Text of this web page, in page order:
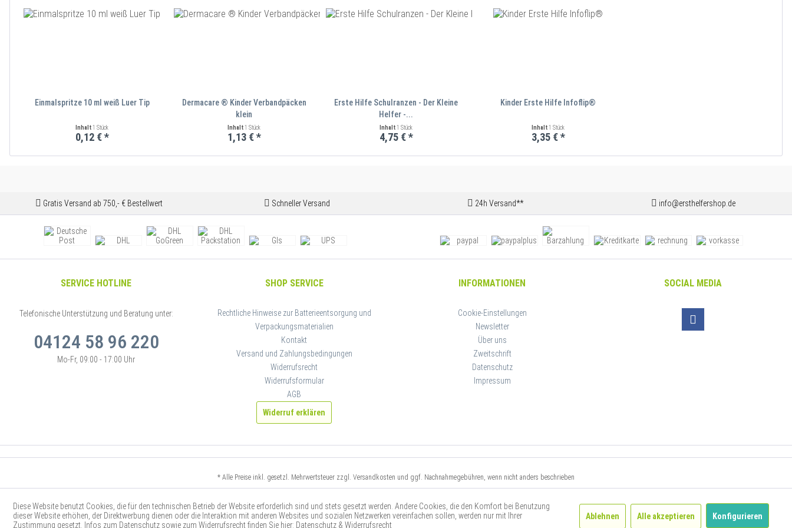
Einmalspritze 10 ml weiß Luer Tip
Inhalt1 Stück
0,12 € *
Dermacare ® Kinder Verbandpäcken
klein
Inhalt1 Stück
1,13 € *
Erste Hilfe Schulranzen - Der Kleine
Helfer -...
Inhalt1 Stück
4,75 € *
Kinder Erste Hilfe Infoflip®
Inhalt1 Stück
3,35 € *
Gratis Versand ab 750,- € Bestellwert Schneller Versand 24h Versand** info@ersthelfershop.de
SERVICE HOTLINE
Telefonische Unterstützung und Beratung unter:
04124 58 96 220
Mo-Fr, 09:00 - 17:00 Uhr
SHOP SERVICE
Rechtliche Hinweise zur Batterieentsorgung und
Verpackungsmaterialien
Kontakt
Versand und Zahlungsbedingungen
Widerrufsrecht
Widerrufsformular
AGB
Widerruf erklären
INFORMATIONEN
Cookie-Einstellungen
Newsletter
Über uns
Zweitschrift
Datenschutz
Impressum
SOCIAL MEDIA
* Alle Preise inkl. gesetzl. Mehrwertsteuer zzgl. Versandkosten und ggf. Nachnahmegebühren, wenn nicht anders beschrieben
Diese Website benutzt Cookies, die für den technischen Betrieb der Website erforderlich sind und stets gesetzt werden. Andere Cookies, die den Komfort bei Benutzung
dieser Website erhöhen, der Direktwerbung dienen oder die Interaktion mit anderen Websites und sozialen Netzwerken vereinfachen sollen, werden nur mit Ihrer
Zustimmung gesetzt. Infos zum Datenschutz sowie zum Widerrufsrecht finden Sie hier: Datenschutz & Widerrufsrecht
Ablehnen Alle akzeptieren Konfigurieren